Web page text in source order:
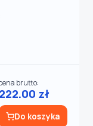
brutto:
222.00 zł
Do koszyka